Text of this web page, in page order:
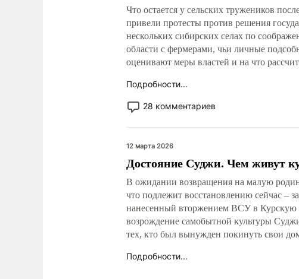
Что остается у сельских тружеников
привели протесты против решения
нескольких сибирских селах по
области с фермерами, чьи личные
оценивают меры властей и на что
Подробности...
28 комментариев
12 марта 2026
Достояние Суджи. Чем живут
В ожидании возвращения на малую
что подлежит восстановлению сейчас –
нанесенный вторжением ВСУ в Курскую
возрождение самобытной культуры
тех, кто был вынужден покинуть свои
Подробности...